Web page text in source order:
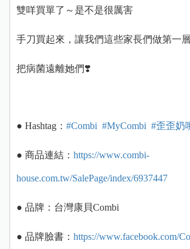
雙咩買單了～是不是很厲害
手刀買起來，讓我們這些家長們做第一
把病菌遠離她們❣️
● Hashtag： #Combi #MyCombi #歪歪奶
● 商品連結： https://www.combi-
house.com.tw/SalePage/index/6937447
● 品牌：台灣康貝Combi
● 品牌臉書： https://www.facebook.com/